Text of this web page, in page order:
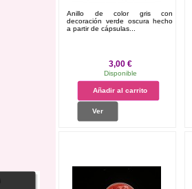
Anillo de color gris con
decoración verde oscura hecho
a partir de cápsulas...
3,00 €
Disponible
Añadir al carrito
Ver